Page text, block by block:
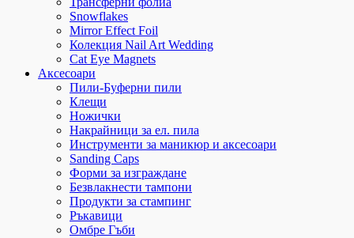
Snowflakes
Mirror Effect Foil
Колекция Nail Art Wedding
Cat Eye Magnets
Аксесоари
Пили-Буферни пили
Клещи
Ножички
Накрайници за ел. пила
Инструменти за маникюр и аксесоари
Sanding Caps
Форми за изграждане
Безвлакнести тампони
Продукти за стампинг
Ръкавици
Омбре Гъби